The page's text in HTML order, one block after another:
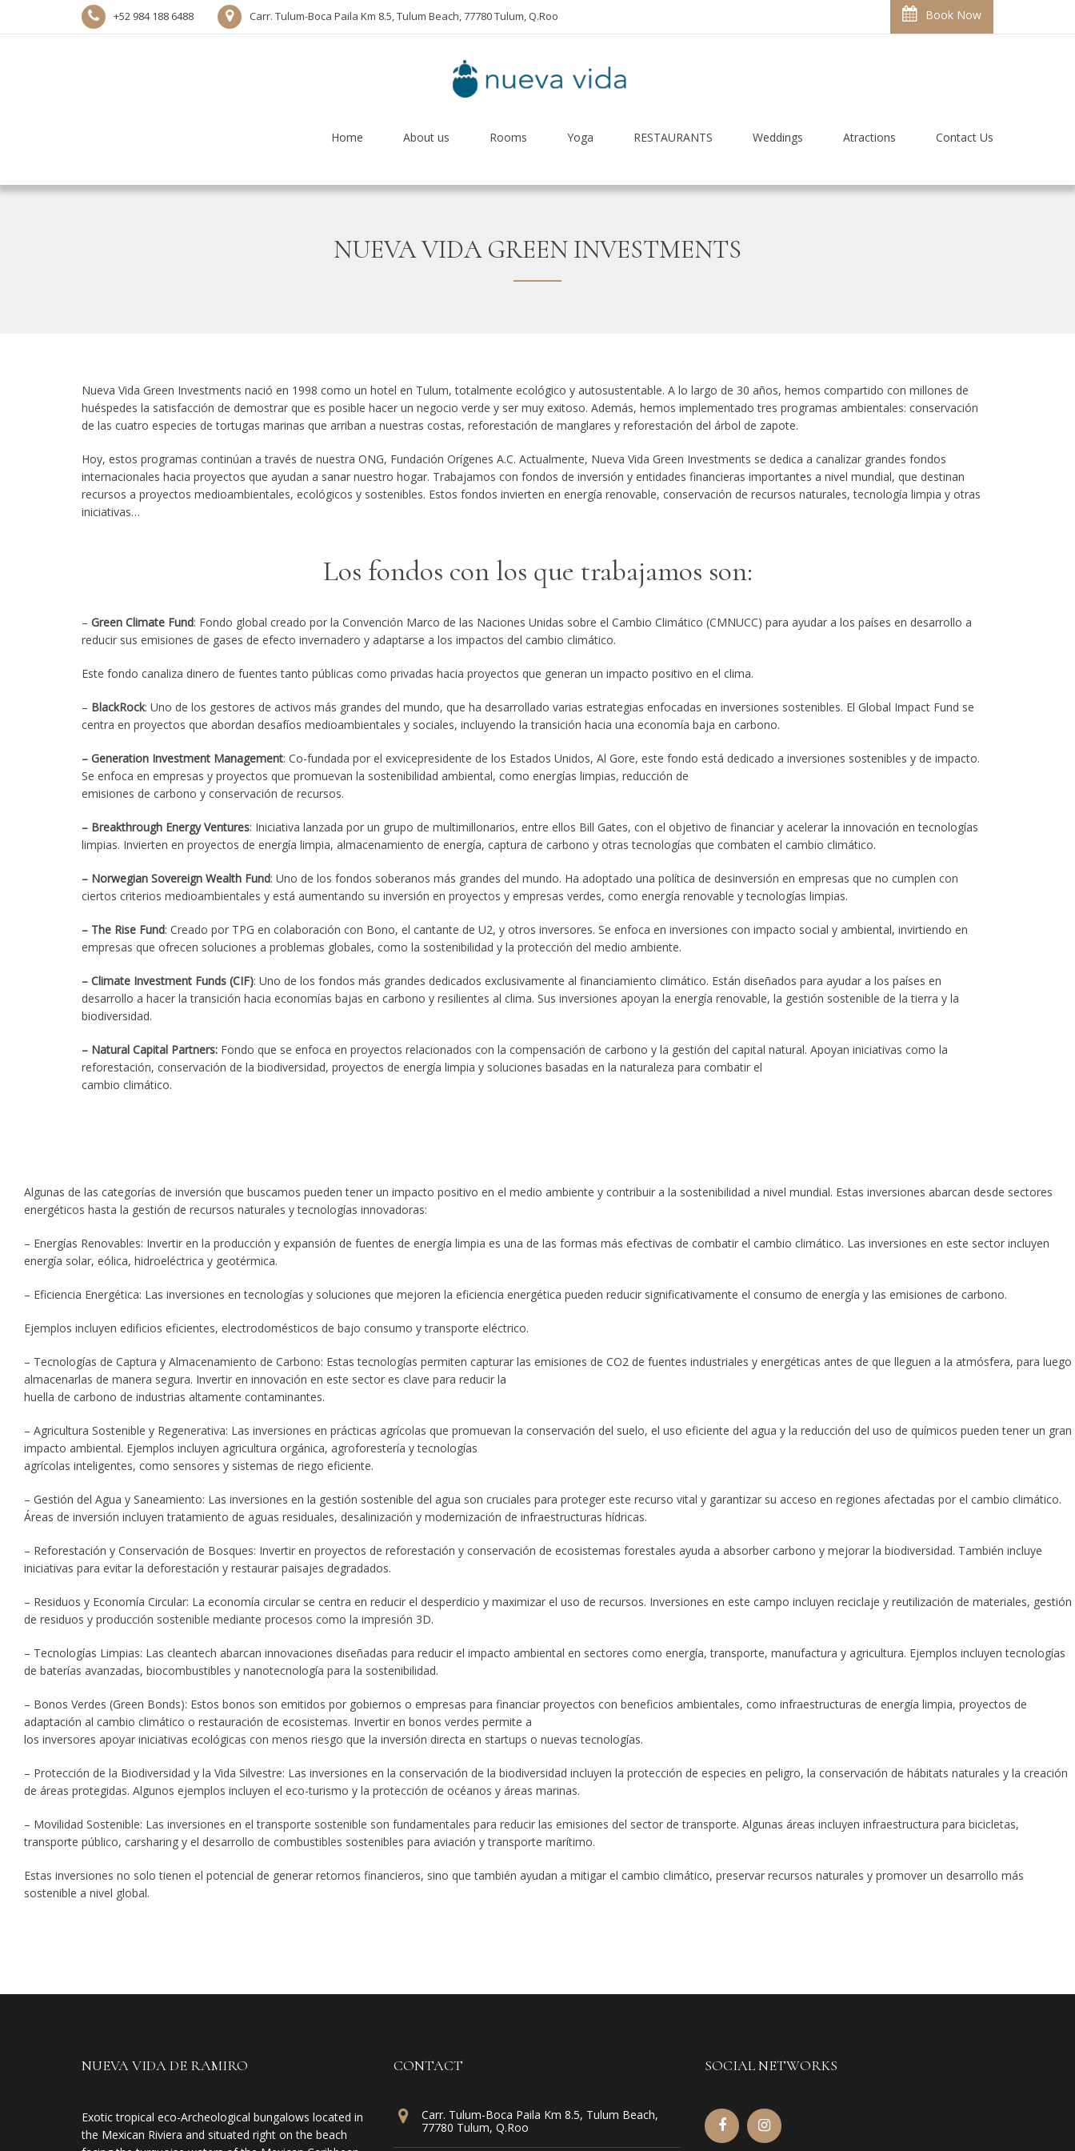
+52 984 188 6488 Carr. Tulum-Boca Paila Km 8.5, Tulum Beach, 77780 Tulum, Q.Roo Book Now
Home About us Rooms Yoga RESTAURANTS Weddings Atractions Contact Us
NUEVA VIDA GREEN INVESTMENTS
Nueva Vida Green Investments nació en 1998 como un hotel en Tulum, totalmente ecológico y autosustentable. A lo largo de 30 años, hemos compartido con millones de
huéspedes la satisfacción de demostrar que es posible hacer un negocio verde y ser muy exitoso. Además, hemos implementado tres programas ambientales: conservación
de las cuatro especies de tortugas marinas que arriban a nuestras costas, reforestación de manglares y reforestación del árbol de zapote.
Hoy, estos programas continúan a través de nuestra ONG, Fundación Orígenes A.C. Actualmente, Nueva Vida Green Investments se dedica a canalizar grandes fondos
internacionales hacia proyectos que ayudan a sanar nuestro hogar. Trabajamos con fondos de inversión y entidades financieras importantes a nivel mundial, que destinan
recursos a proyectos medioambientales, ecológicos y sostenibles. Estos fondos invierten en energía renovable, conservación de recursos naturales, tecnología limpia y otras
iniciativas…
Los fondos con los que trabajamos son:
– Green Climate Fund: Fondo global creado por la Convención Marco de las Naciones Unidas sobre el Cambio Climático (CMNUCC) para ayudar a los países en desarrollo a
reducir sus emisiones de gases de efecto invernadero y adaptarse a los impactos del cambio climático.
Este fondo canaliza dinero de fuentes tanto públicas como privadas hacia proyectos que generan un impacto positivo en el clima.
– BlackRock: Uno de los gestores de activos más grandes del mundo, que ha desarrollado varias estrategias enfocadas en inversiones sostenibles. El Global Impact Fund se
centra en proyectos que abordan desafíos medioambientales y sociales, incluyendo la transición hacia una economía baja en carbono.
– Generation Investment Management: Co-fundada por el exvicepresidente de los Estados Unidos, Al Gore, este fondo está dedicado a inversiones sostenibles y de impacto.
Se enfoca en empresas y proyectos que promuevan la sostenibilidad ambiental, como energías limpias, reducción de
emisiones de carbono y conservación de recursos.
– Breakthrough Energy Ventures: Iniciativa lanzada por un grupo de multimillonarios, entre ellos Bill Gates, con el objetivo de financiar y acelerar la innovación en tecnologías
limpias. Invierten en proyectos de energía limpia, almacenamiento de energía, captura de carbono y otras tecnologías que combaten el cambio climático.
– Norwegian Sovereign Wealth Fund: Uno de los fondos soberanos más grandes del mundo. Ha adoptado una política de desinversión en empresas que no cumplen con
ciertos criterios medioambientales y está aumentando su inversión en proyectos y empresas verdes, como energía renovable y tecnologías limpias.
– The Rise Fund: Creado por TPG en colaboración con Bono, el cantante de U2, y otros inversores. Se enfoca en inversiones con impacto social y ambiental, invirtiendo en
empresas que ofrecen soluciones a problemas globales, como la sostenibilidad y la protección del medio ambiente.
– Climate Investment Funds (CIF): Uno de los fondos más grandes dedicados exclusivamente al financiamiento climático. Están diseñados para ayudar a los países en
desarrollo a hacer la transición hacia economías bajas en carbono y resilientes al clima. Sus inversiones apoyan la energía renovable, la gestión sostenible de la tierra y la
biodiversidad.
– Natural Capital Partners: Fondo que se enfoca en proyectos relacionados con la compensación de carbono y la gestión del capital natural. Apoyan iniciativas como la
reforestación, conservación de la biodiversidad, proyectos de energía limpia y soluciones basadas en la naturaleza para combatir el
cambio climático.
Algunas de las categorías de inversión que buscamos pueden tener un impacto positivo en el medio ambiente y contribuir a la sostenibilidad a nivel mundial. Estas inversiones abarcan desde sectores
energéticos hasta la gestión de recursos naturales y tecnologías innovadoras:
– Energías Renovables: Invertir en la producción y expansión de fuentes de energía limpia es una de las formas más efectivas de combatir el cambio climático. Las inversiones en este sector incluyen
energía solar, eólica, hidroeléctrica y geotérmica.
– Eficiencia Energética: Las inversiones en tecnologías y soluciones que mejoren la eficiencia energética pueden reducir significativamente el consumo de energía y las emisiones de carbono.
Ejemplos incluyen edificios eficientes, electrodomésticos de bajo consumo y transporte eléctrico.
– Tecnologías de Captura y Almacenamiento de Carbono: Estas tecnologías permiten capturar las emisiones de CO2 de fuentes industriales y energéticas antes de que lleguen a la atmósfera, para luego
almacenarlas de manera segura. Invertir en innovación en este sector es clave para reducir la
huella de carbono de industrias altamente contaminantes.
– Agricultura Sostenible y Regenerativa: Las inversiones en prácticas agrícolas que promuevan la conservación del suelo, el uso eficiente del agua y la reducción del uso de químicos pueden tener un gran
impacto ambiental. Ejemplos incluyen agricultura orgánica, agroforestería y tecnologías
agrícolas inteligentes, como sensores y sistemas de riego eficiente.
– Gestión del Agua y Saneamiento: Las inversiones en la gestión sostenible del agua son cruciales para proteger este recurso vital y garantizar su acceso en regiones afectadas por el cambio climático.
Áreas de inversión incluyen tratamiento de aguas residuales, desalinización y modernización de infraestructuras hídricas.
– Reforestación y Conservación de Bosques: Invertir en proyectos de reforestación y conservación de ecosistemas forestales ayuda a absorber carbono y mejorar la biodiversidad. También incluye
iniciativas para evitar la deforestación y restaurar paisajes degradados.
– Residuos y Economía Circular: La economía circular se centra en reducir el desperdicio y maximizar el uso de recursos. Inversiones en este campo incluyen reciclaje y reutilización de materiales, gestión
de residuos y producción sostenible mediante procesos como la impresión 3D.
– Tecnologías Limpias: Las cleantech abarcan innovaciones diseñadas para reducir el impacto ambiental en sectores como energía, transporte, manufactura y agricultura. Ejemplos incluyen tecnologías
de baterías avanzadas, biocombustibles y nanotecnología para la sostenibilidad.
– Bonos Verdes (Green Bonds): Estos bonos son emitidos por gobiernos o empresas para financiar proyectos con beneficios ambientales, como infraestructuras de energía limpia, proyectos de
adaptación al cambio climático o restauración de ecosistemas. Invertir en bonos verdes permite a
los inversores apoyar iniciativas ecológicas con menos riesgo que la inversión directa en startups o nuevas tecnologías.
– Protección de la Biodiversidad y la Vida Silvestre: Las inversiones en la conservación de la biodiversidad incluyen la protección de especies en peligro, la conservación de hábitats naturales y la creación
de áreas protegidas. Algunos ejemplos incluyen el eco-turismo y la protección de océanos y áreas marinas.
– Movilidad Sostenible: Las inversiones en el transporte sostenible son fundamentales para reducir las emisiones del sector de transporte. Algunas áreas incluyen infraestructura para bicicletas,
transporte público, carsharing y el desarrollo de combustibles sostenibles para aviación y transporte marítimo.
Estas inversiones no solo tienen el potencial de generar retornos financieros, sino que también ayudan a mitigar el cambio climático, preservar recursos naturales y promover un desarrollo más
sostenible a nivel global.
NUEVA VIDA DE RAMIRO
Exotic tropical eco-Archeological bungalows located in
the Mexican Riviera and situated right on the beach
CONTACT
Carr. Tulum-Boca Paila Km 8.5, Tulum Beach,
77780 Tulum, Q.Roo
SOCIAL NETWORKS